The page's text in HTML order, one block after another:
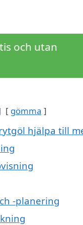
och utan
gömma
hjälpa till
-planering